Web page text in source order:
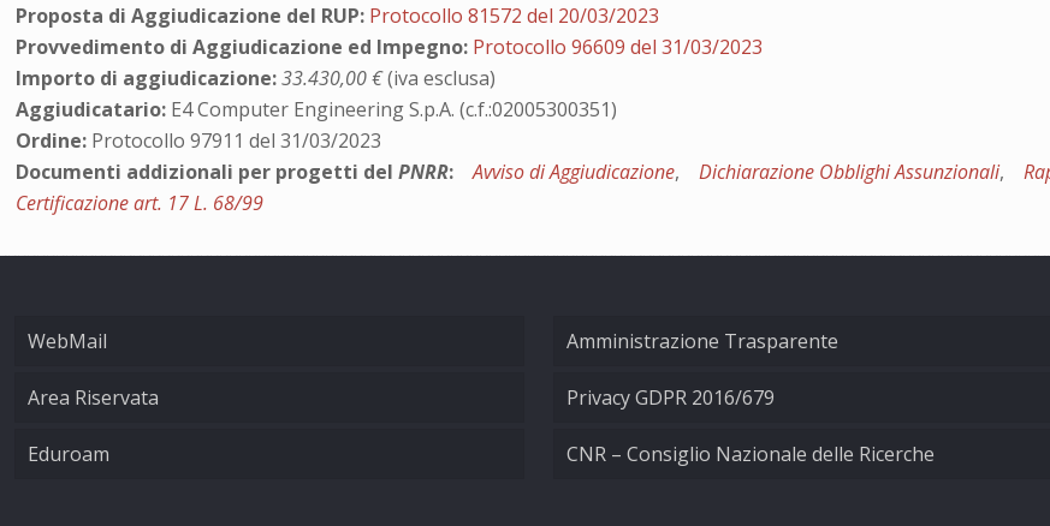
Proposta di Aggiudicazione del RUP: Protocollo 81572 del 20/03/2023
Provvedimento di Aggiudicazione ed Impegno: Protocollo 96609 del 31/03/2023
Importo di aggiudicazione: 33.430,00 €(iva esclusa)
Aggiudicatario: E4 Computer Engineering S.p.A. (c.f.:02005300351)
Ordine: Protocollo 97911 del 31/03/2023
Documenti addizionali per progetti delPNRR: Avviso di Aggiudicazione,Dichiarazione Obblighi Assunzionali,
Certificazione art. 17 L. 68/99
WebMail
Area Riservata
Eduroam
Amministrazione Trasparente
Privacy GDPR 2016/679
CNR – Consiglio Nazionale delle Ricerche